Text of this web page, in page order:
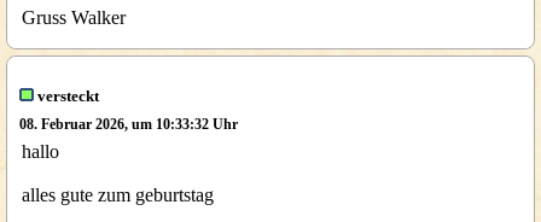
Gruss Walker
versteckt
08. Februar 2026, um 10:33:32 Uhr
hallo
alles gute zum geburtstag